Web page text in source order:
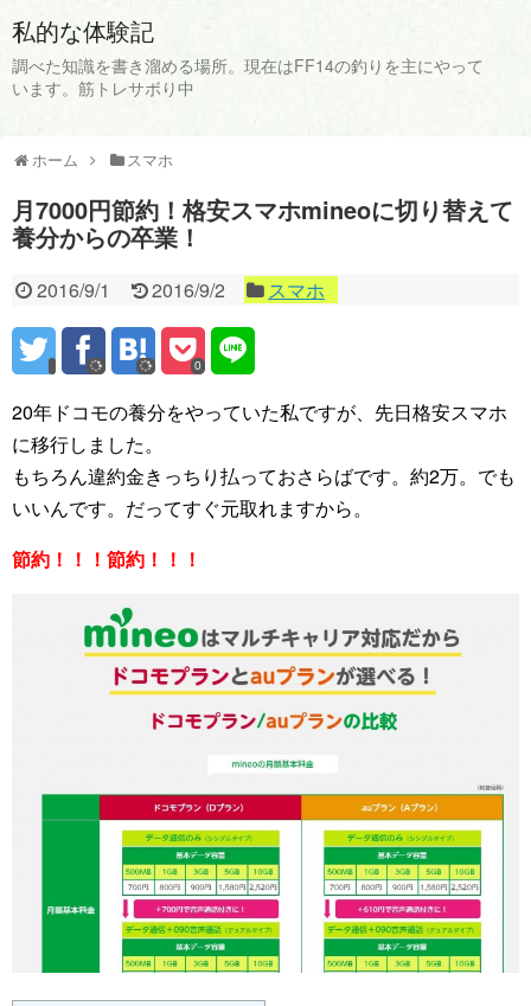
私的な体験記
調べた知識を書き溜める場所。現在はFF14の釣りを主にやって
います。筋トレサボり中
ホーム スマホ
月7000円節約！格安スマホmineoに切り替えて
養分からの卒業！
2016/9/1 2016/9/2 スマホ
0
20年ドコモの養分をやっていた私ですが、先日格安スマホ
に移行しました。
もちろん違約金きっちり払っておさらばです。約2万。でも
いいんです。だってすぐ元取れますから。
節約！！！節約！！！